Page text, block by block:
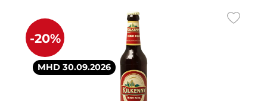
-20%
MHD 30.09.2026